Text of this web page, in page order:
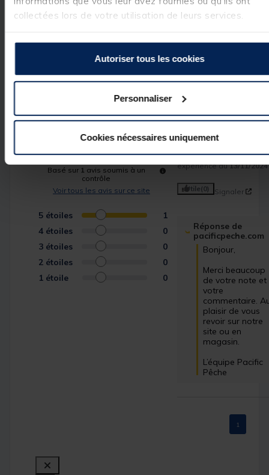
collectées lors de votre utilisation de leurs services.
Autoriser tous les cookies
Personnaliser
Cookies nécessaires uniquement
Marque
DEEPER
Avis des pêcheurs
5
/5
Basé sur 1 avis soumis à un
contrôle
Voir tous les avis sur ce site
5 étoiles
1
4 étoiles
0
3 étoiles
0
2 étoiles
0
1 étoile 0
Avis vérifié
Parfait et de bonne
Avis du16/12/2024 , suite
expérience du13/11/2024
Utile(0) Signaler
Réponse de
pacificpeche.com
Bonjour,
Merci beaucoup
de votre note et
votre
commentaire.
plaisir de vous
revoir sur notre
site ou en
magasin.
L’équipe Pacific
Pêche
1